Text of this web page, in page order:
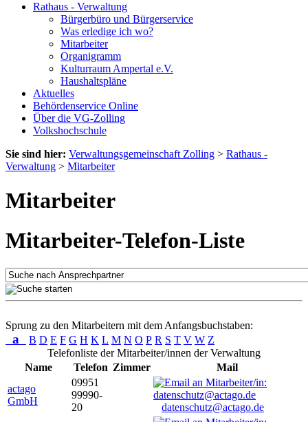
Rathaus - Verwaltung
Bürgerbüro und Bürgerservice
Was erledige ich wo?
Mitarbeiter
Organigramm
Kulturraum Ampertal e.V.
Haushaltspläne
Aktuelles
Behördenservice Online
Über die VG-Zolling
Volkshochschule
Sie sind hier: Verwaltungsgemeinschaft Zolling > Rathaus -
Verwaltung > Mitarbeiter
Mitarbeiter
Mitarbeiter-Telefon-Liste
Sprung zu den Mitarbeitern mit dem Anfangsbuchstaben:
a B D E F G H K L M N O P R S T V W Z
Telefonliste der Mitarbeiter/innen der Verwaltung
Name
Telefon Zimmer
Mail
actago
GmbH
09951
99990-
20
datenschutz@actago.de